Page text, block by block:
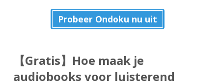
Probeer Ondoku nu uit
【Gratis】Hoe maak je
audiobooks voor luisterend